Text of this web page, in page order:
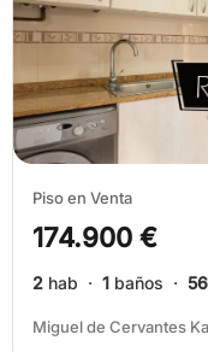
Piso en Venta
174.900 €
2 hab · 1 baños · 56
Miguel de Cervantes